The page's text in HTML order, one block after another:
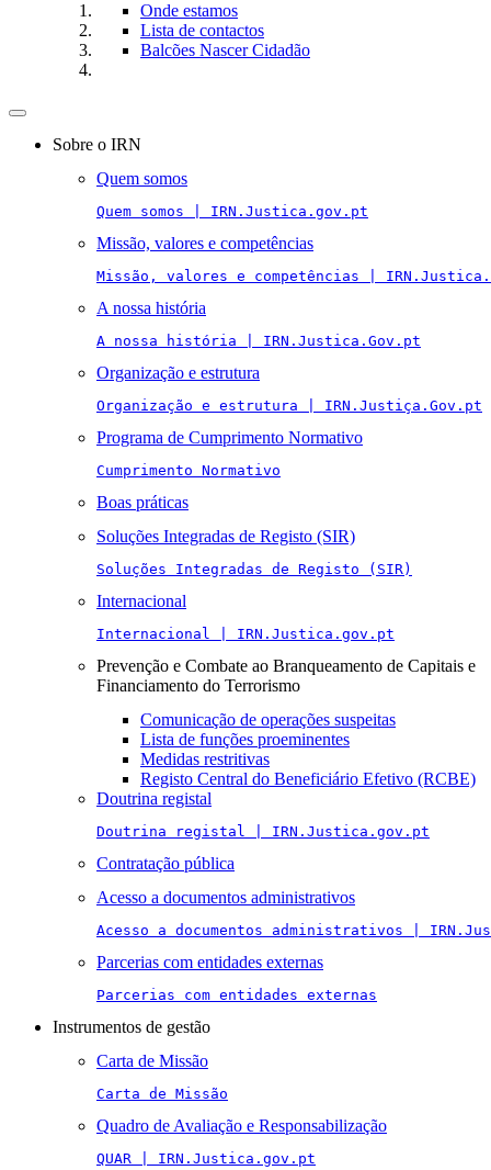
Onde estamos
Lista de contactos
Balcões Nascer Cidadão
Toggle
navigationSobre o IRN
Quem somos
Quem somos | IRN.Justica.gov.pt
Missão, valores e competências
Missão, valores e competências |
A nossa história
A nossa história | IRN.Justica.Gov.pt
Organização e estrutura
Organização e estrutura | IRN.Justiça.Gov.pt
Programa de Cumprimento Normativo
Cumprimento Normativo
Boas práticas
Soluções Integradas de Registo (SIR)
Soluções Integradas de Registo (SIR)
Internacional
Internacional | IRN.Justica.gov.pt
Prevenção e Combate ao Branqueamento de Capitais e
Financiamento do Terrorismo
Comunicação de operações suspeitas
Lista de funções proeminentes
Medidas restritivas
Registo Central do Beneficiário Efetivo (RCBE)
Doutrina registal
Doutrina registal | IRN.Justica.gov.pt
Contratação pública
Acesso a documentos administrativos
Acesso a documentos administrativos |
Parcerias com entidades externas
Parcerias com entidades externas
Instrumentos de gestão
Carta de Missão
Carta de Missão
Quadro de Avaliação e Responsabilização
QUAR | IRN.Justica.gov.pt